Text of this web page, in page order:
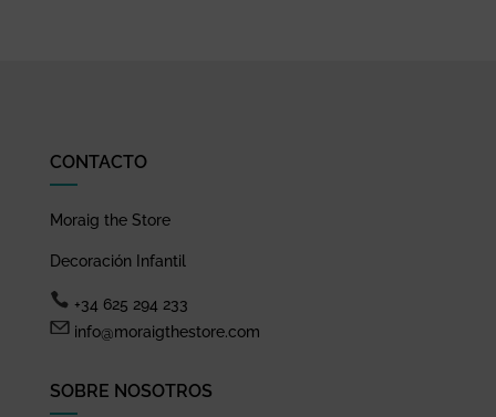
CONTACTO
Moraig the Store
Decoración Infantil
+34 625 294 233
info@moraigthestore.com
SOBRE NOSOTROS